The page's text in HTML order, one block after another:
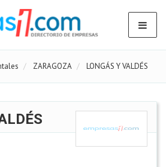
ZARAGOZA LONGÁS Y VALDÉS